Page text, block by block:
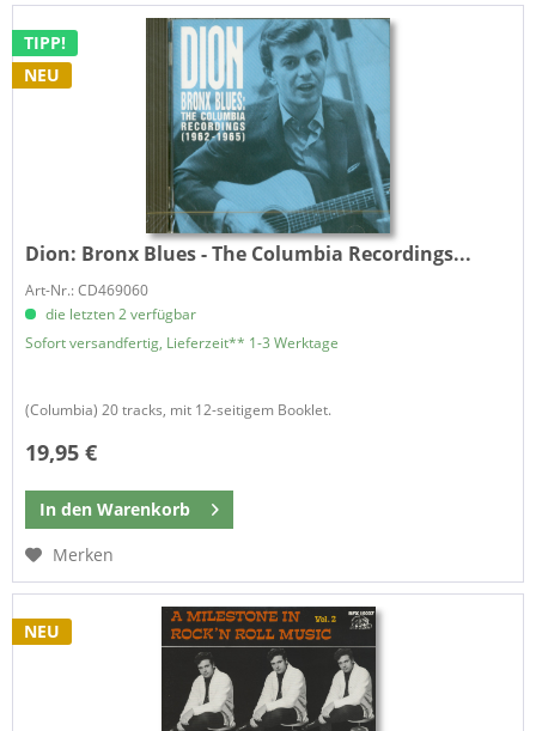
TIPP!
NEU
Dion: Bronx Blues - The Columbia Recordings...
Art-Nr.: CD469060
die letzten 2 verfügbar
Sofort versandfertig, Lieferzeit** 1-3 Werktage
(Columbia) 20 tracks, mit 12-seitigem Booklet.
19,95 €
In den Warenkorb
Merken
NEU